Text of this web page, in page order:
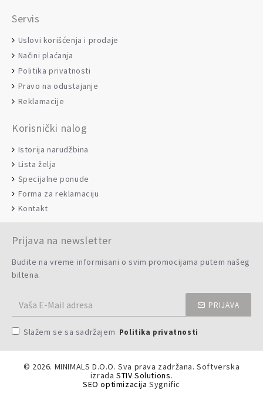
Servis
Uslovi korišćenja i prodaje
Načini plaćanja
Politika privatnosti
Pravo na odustajanje
Reklamacije
Korisnički nalog
Istorija narudžbina
Lista želja
Specijalne ponude
Forma za reklamaciju
Kontakt
Prijava na newsletter
Budite na vreme informisani o svim promocijama putem našeg
biltena.
PRIJAVA
Slažem se sa sadržajem Politika privatnosti
© 2026. MINIMALS D.O.O. Sva prava zadržana. Softverska
izradaSTIV Solutions.
SEO optimizacija Sygnific